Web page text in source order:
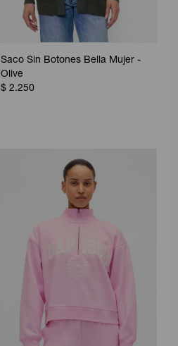
Saco Sin Botones Bella Mujer -
Olive
$ 2.250